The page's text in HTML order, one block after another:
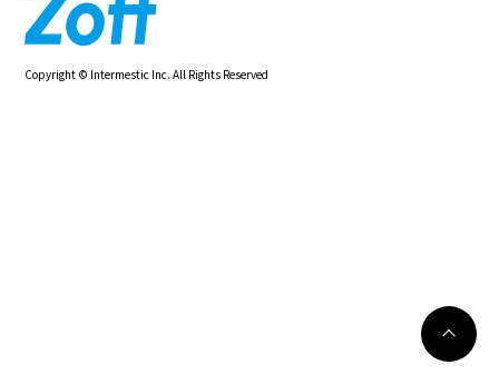
Copyright © Intermestic Inc. All Rights Reserved